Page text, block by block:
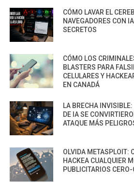
CÓMO LAVAR EL
NAVEGADORES CON
SECRETOS
CÓMO LOS
BLASTERS PARA
CELULARES Y
EN CANADÁ
LA BRECHA
DE IA SE
ATAQUE MÁS
OLVIDA METASPLOIT:
HACKEA CUALQUIER
PUBLICITARIOS CERO-